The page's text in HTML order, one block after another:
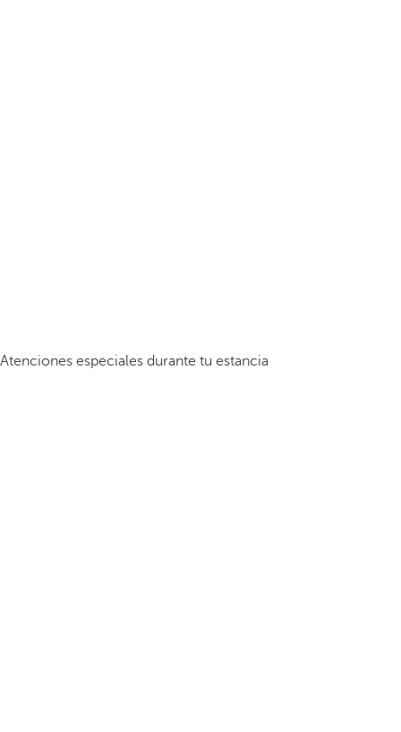
Atenciones especiales durante tu estancia